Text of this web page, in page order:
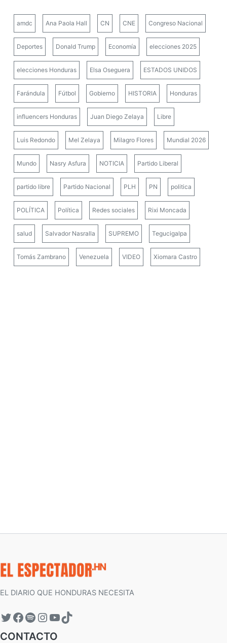
amdc Ana Paola Hall CN CNE Congreso Nacional
Deportes Donald Trump Economía elecciones 2025
elecciones Honduras Elsa Oseguera ESTADOS UNIDOS
Farándula Fútbol Gobierno HISTORIA Honduras
influencers Honduras Juan Diego Zelaya Libre
Luis Redondo Mel Zelaya Milagro Flores Mundial 2026
Mundo Nasry Asfura NOTICIA Partido Liberal
partido libre Partido Nacional PLH PN politica
POLÍTICA Política Redes sociales Rixi Moncada
salud Salvador Nasralla SUPREMO Tegucigalpa
Tomás Zambrano Venezuela VIDEO Xiomara Castro
EL DIARIO QUE HONDURAS NECESITA
CONTACTO